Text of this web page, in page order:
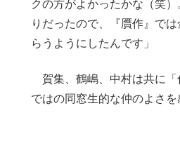
クの方がよかったかな（笑
りだったので、『贋作』で
らうようにしたんです」
賀集、鶴嶋、中村は共に「
ではの同窓生的な仲のよさを